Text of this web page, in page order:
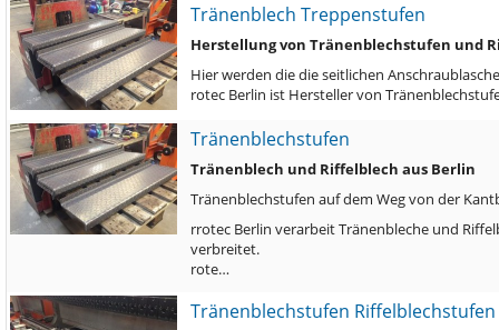
Tränenblech Treppenstufen
Herstellung von Tränenblechstufen und
Hier werden die die seitlichen
rotec Berlin ist Hersteller von
Tränenblechstufen
Tränenblech und Riffelblech aus Berlin
Tränenblechstufen auf dem Weg von der
rrotec Berlin verarbeit Tränenbleche und
verbreitet.
rote…
Tränenblechstufen Riffelblechstufen